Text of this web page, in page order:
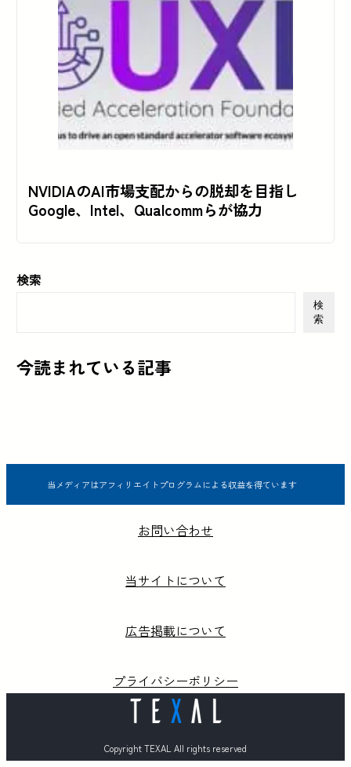
NVIDIAのAI市場支配からの脱却を目指し
Google、Intel、Qualcommらが協力
検索
検
索
今読まれている記事
当メディアはアフィリエイトプログラムによる収益を得ています
お問い合わせ
当サイトについて
広告掲載について
プライバシーポリシー
Copyright TEXAL All rights reserved